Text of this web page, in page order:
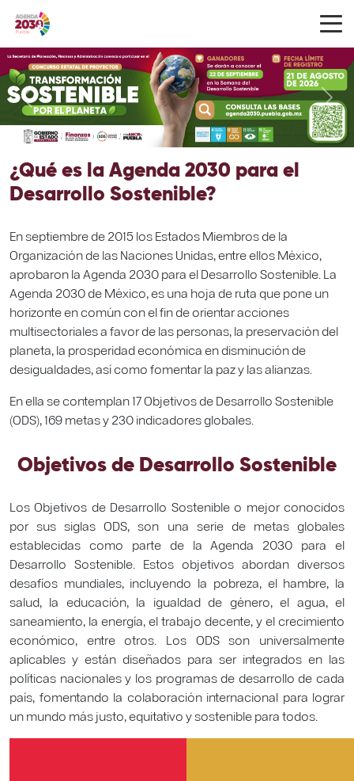
Previous Next
¿Qué es la Agenda 2030 para el
Desarrollo Sostenible?
En septiembre de 2015 los Estados Miembros de la
Organización de las Naciones Unidas, entre ellos México,
aprobaron la Agenda 2030 para el Desarrollo Sostenible. La
Agenda 2030 de México, es una hoja de ruta que pone un
horizonte en común con el fin de orientar acciones
multisectoriales a favor de las personas, la preservación del
planeta, la prosperidad económica en disminución de
desigualdades, así como fomentar la paz y las alianzas.
En ella se contemplan 17 Objetivos de Desarrollo Sostenible
(ODS), 169 metas y 230 indicadores globales.
Objetivos de Desarrollo Sostenible
Los Objetivos de Desarrollo Sostenible o mejor conocidos
por sus siglas ODS, son una serie de metas globales
establecidas como parte de la Agenda 2030 para el
Desarrollo Sostenible. Estos objetivos abordan diversos
desafíos mundiales, incluyendo la pobreza, el hambre, la
salud, la educación, la igualdad de género, el agua, el
saneamiento, la energía, el trabajo decente, y el crecimiento
económico, entre otros. Los ODS son universalmente
aplicables y están diseñados para ser integrados en las
políticas nacionales y los programas de desarrollo de cada
país, fomentando la colaboración internacional para lograr
un mundo más justo, equitativo y sostenible para todos.